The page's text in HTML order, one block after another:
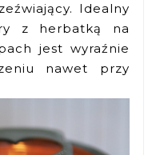
Idealny
z herbatką na
jest wyraźnie
nawet przy